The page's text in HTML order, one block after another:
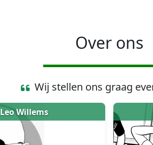
Over ons
Wij stellen ons graag
Leo Willems